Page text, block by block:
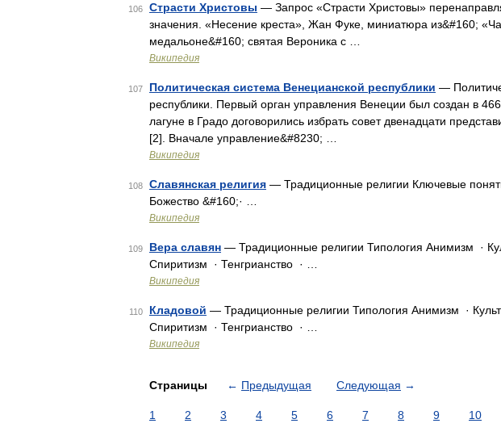
106 Страсти Христовы — Запрос «Страсти Христовы»
значения. «Несение креста», Жан Фуке, миниатюра из&#160;
медальоне&#160; святая Вероника с …
Википедия
107 Политическая система Венецианской республики —
республики. Первый орган управления Венеции был создан в
лагуне в Градо договорились избрать совет двенадцати
[2]. Вначале управление&#8230; …
Википедия
108 Славянская религия — Традиционные религии Ключевые
Божество &#160;· …
Википедия
109 Вера славян — Традиционные религии Типология Анимизм ·
Спиритизм · Тенгрианство · …
Википедия
110 Кладовой — Традиционные религии Типология Анимизм ·
Спиритизм · Тенгрианство · …
Википедия
Страницы ← Предыдущая Следующая →
1 2 3 4 5 6 7 8 9 10